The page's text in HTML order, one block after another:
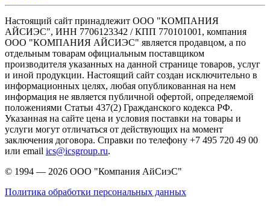
Настоящий сайт принадлежит ООО "КОМПАНИЯ
АЙСИЭС", ИНН 7706123342 / КПП 770101001, компания
ООО "КОМПАНИЯ АЙСИЭС" является продавцом, а по
отдельным товарам официальным поставщиком
производителя указанных на данной странице товаров, услуг
и иной продукции. Настоящий сайт создан исключительно в
информационных целях, любая опубликованная на нем
информация не является публичной офертой, определяемой
положениями Статьи 437(2) Гражданского кодекса РФ.
Указанная на сайте цена и условия поставки на товары и
услуги могут отличаться от действующих на момент
заключения договора. Справки по телефону +7 495 720 49 00
или email ics@icsgroup.ru.
© 1994 — 2026 ООО "Компания АйСиэС"
Политика обработки персональных данных